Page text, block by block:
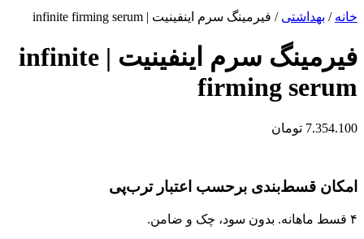
خانه / بهداشتی / فیرمینگ سرم اینفینیت | infinite firming serum
فیرمینگ سرم اینفینیت | infinite
firming serum
7.354.100 تومان
امکان قسط‌بندی برحسب اعتبار ترب‌پی
۴ قسط ماهانه. بدون سود، چک و ضامن.